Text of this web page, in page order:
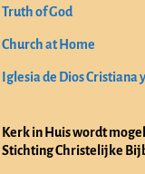
Truth of God
Church at Home
Iglesia de Dios Cristiana
Kerk in Huis wordt
Stichting Christelijke